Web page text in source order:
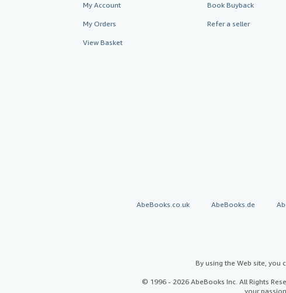
My Account
My Orders
View Basket
Book Buyback
Refer a seller
AbeBooks.co.uk AbeBooks.de
By using the Web site, you
© 1996 - 2026 AbeBooks Inc. All Rights
your